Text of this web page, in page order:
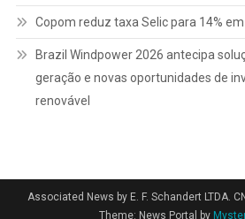
Copom reduz taxa Selic para 14%
Brazil Windpower 2026 antecipa
geração e novas oportunidades de
renovável
Associated News by E. F. Schandert LTDA.
Theme: News Portal by